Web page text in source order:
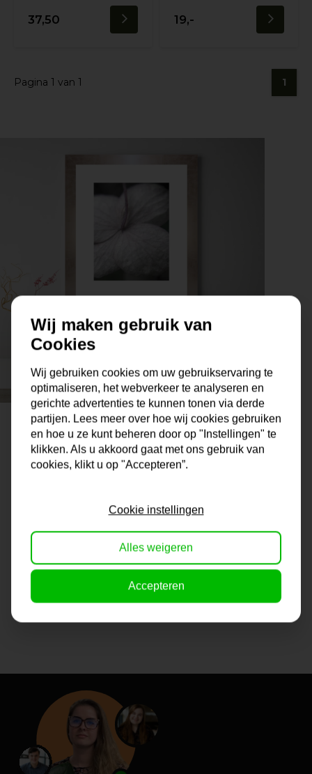
37,50 19,-
Pagina 1 van 1 1
Champagnekleurige lijsten online
kopen
en zilver in zitten. De kleur past uitstekend bij warme
metallic woonaccessoires en past uitstekend in het
interieur van vandaag.
Wij maken gebruik van
Cookies
Wij gebruiken cookies om uw gebruikservaring te
optimaliseren, het webverkeer te analyseren en
gerichte advertenties te kunnen tonen via derde
partijen. Lees meer over hoe wij cookies gebruiken
en hoe u ze kunt beheren door op "Instellingen" te
klikken. Als u akkoord gaat met ons gebruik van
cookies, klikt u op "Accepteren”.
Cookie instellingen
Alles weigeren
Accepteren